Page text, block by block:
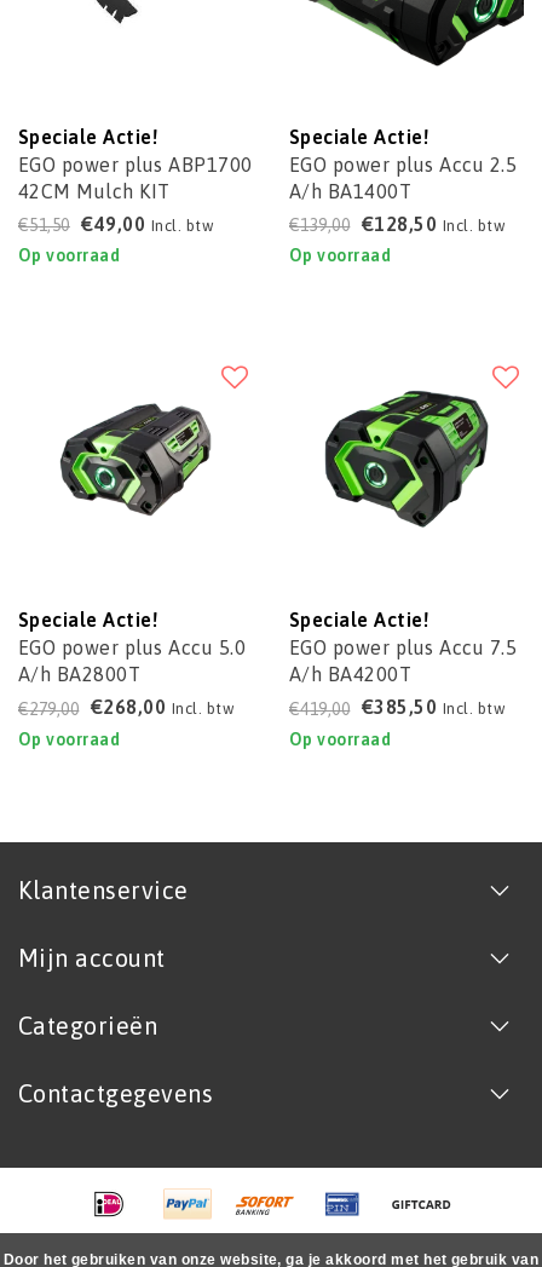
Speciale Actie!
EGO power plus ABP1700
42CM Mulch KIT
€51,50 €49,00 Incl. btw
Op voorraad
Speciale Actie!
EGO power plus Accu 2.5
A/h BA1400T
€139,00 €128,50 Incl. btw
Op voorraad
Speciale Actie!
EGO power plus Accu 5.0
A/h BA2800T
€279,00 €268,00 Incl. btw
Op voorraad
Speciale Actie!
EGO power plus Accu 7.5
A/h BA4200T
€419,00 €385,50 Incl. btw
Op voorraad
Klantenservice
Mijn account
Categorieën
Contactgegevens
Door het gebruiken van onze website, ga je akkoord met het gebruik van